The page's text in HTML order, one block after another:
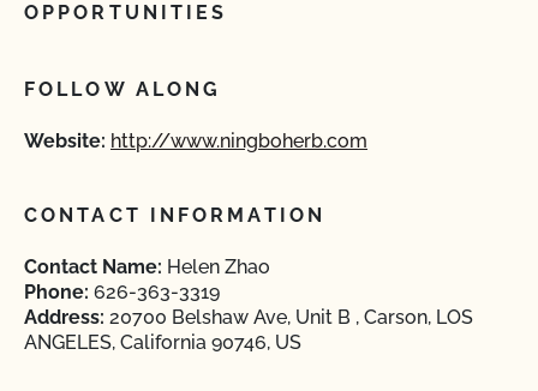
OPPORTUNITIES
FOLLOW ALONG
Website: http://www.ningboherb.com
CONTACT INFORMATION
Contact Name: Helen Zhao
Phone: 626-363-3319
Address: 20700 Belshaw Ave, Unit B , Carson, LOS
ANGELES, California 90746, US